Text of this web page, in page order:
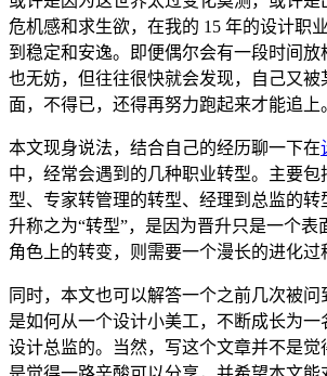
危机感和求生欲，在我的 15 年的设计职
到稳定和安逸。即便偶尔会有一段时间
也无妨，但往往很快就会发现，自己又被
面，不得已，还得再努力跑起来才能追上
本文现身说法，结合自己的经历聊一下在
中，经常会遇到的几种职业转型。主要包
型、专家转管理的转型、经理到总监的转
升称之为“转型”，是因为晋升只是一个表
角色上的转变，则需要一个漫长的进化过
同时，本文也可以解答一个之前几次被
是如何从一个设计小美工，不断成长为一
设计总监的。当然，写这个文章并不是觉